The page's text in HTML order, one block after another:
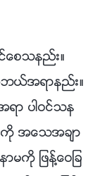
စသနည္း။
ယ္အရာနည္း။
ပါဝင္သန
ကို အေသအခ်ာ
ကို ျဖန႔္ေဝျခ